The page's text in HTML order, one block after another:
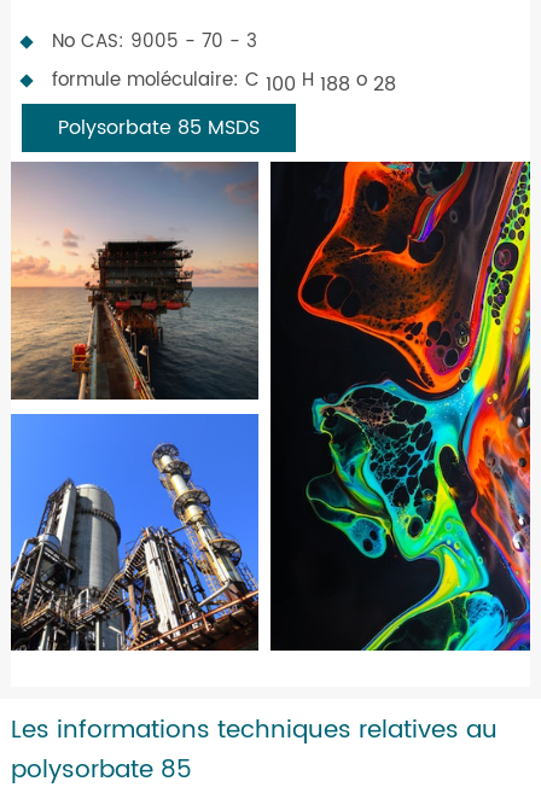
No CAS: 9005 - 70 - 3
formule moléculaire: C 100 H 188 o 28
Polysorbate 85 MSDS
Les informations techniques relatives au
polysorbate 85